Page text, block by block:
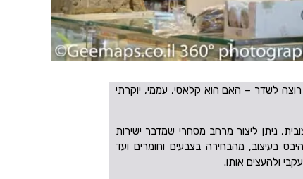
לשדר – האם הוא קלאסי, עממי, יוקרתי
ניתן ליצור מרחב מסחרי שמדבר ישירות
בעיצוב, מהבחירה בצבעים וחומרים ועד
ולהעצים אותו.